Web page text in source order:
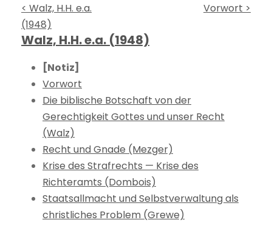
< Walz, H.H. e.a.
(1948)
Vorwort >
Walz, H.H. e.a. (1948)
[Notiz]
Vorwort
Die biblische Botschaft von der
Gerechtigkeit Gottes und unser Recht
(Walz)
Recht und Gnade (Mezger)
Krise des Strafrechts — Krise des
Richteramts (Dombois)
Staatsallmacht und Selbstverwaltung als
christliches Problem (Grewe)